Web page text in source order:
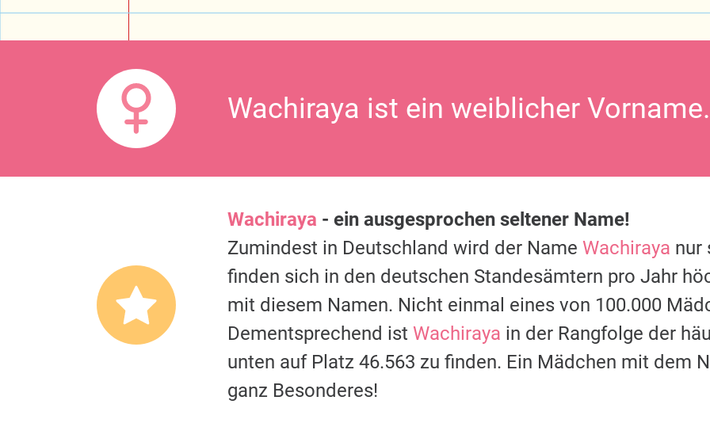
Wachiraya ist ein weiblicher Vorname.
Wachiraya - ein ausgesprochen seltener Name!
Zumindest in Deutschland wird der Name Wachiraya nur
finden sich in den deutschen Standesämtern pro Jahr
mit diesem Namen. Nicht einmal eines von 100.000
Dementsprechend ist Wachiraya in der Rangfolge der
unten auf Platz 46.563 zu finden. Ein Mädchen mit dem
ganz Besonderes!